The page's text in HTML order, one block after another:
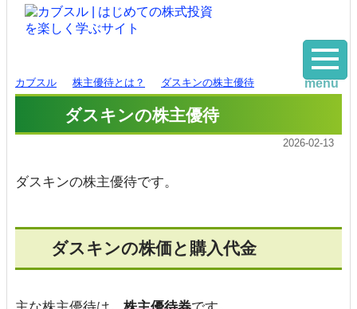
カブスル 株主優待とは？ ダスキンの株主優待
ダスキンの株主優待
2026-02-13
ダスキンの株主優待です。
ダスキンの株価と購入代金
menu